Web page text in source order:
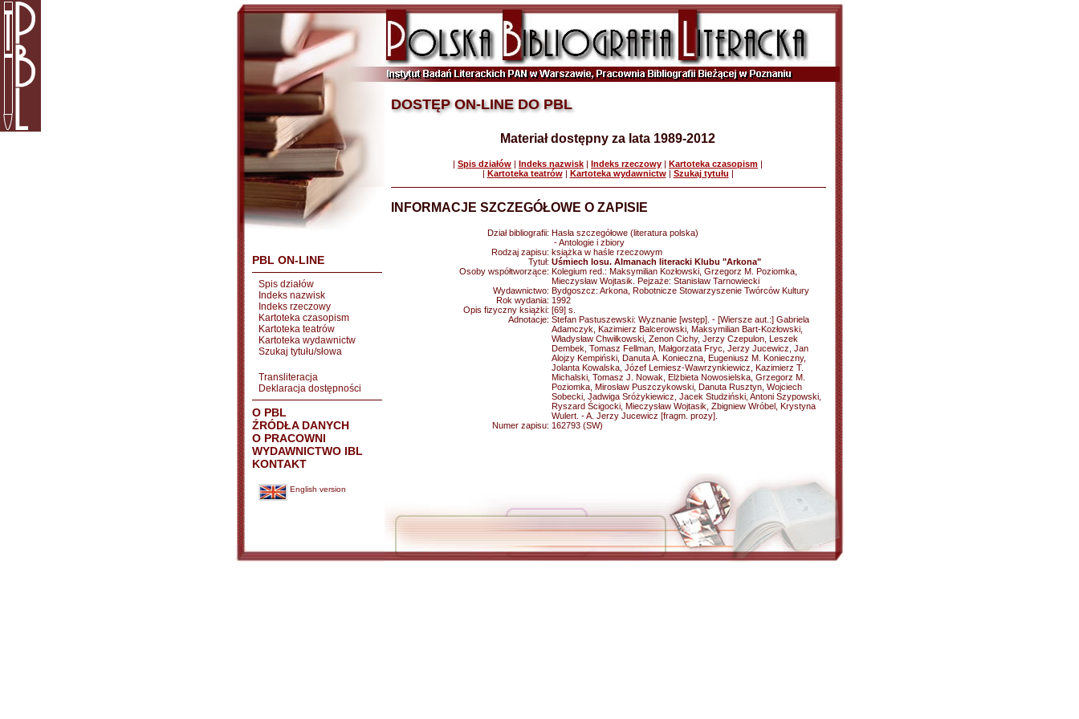
PBL ON-LINE
Spis działów
Indeks nazwisk
Indeks rzeczowy
Kartoteka czasopism
Kartoteka teatrów
Kartoteka wydawnictw
Szukaj tytułu/słowa
Transliteracja
Deklaracja dostępności
O PBL
ŹRÓDŁA DANYCH
O PRACOWNI
WYDAWNICTWO IBL
KONTAKT
English version
DOSTĘP ON-LINE DO PBL
Materiał dostępny za lata 1989-2012
| Spis działów | Indeks nazwisk | Indeks rzeczowy | Kartoteka czasopism |
| Kartoteka teatrów| Kartoteka wydawnictw| Szukaj tytułu |
INFORMACJE SZCZEGÓŁOWE O ZAPISIE
Dział bibliografii: Hasła szczegółowe (literatura polska)
- Antologie i zbiory
Rodzaj zapisu: książka w haśle rzeczowym
Tytuł: Uśmiech losu. Almanach literacki Klubu "Arkona"
Osoby współtworzące: Kolegium red.: Maksymilian Kozłowski, Grzegorz M. Poziomka,
Mieczysław Wojtasik. Pejzaże: Stanisław Tarnowiecki
Wydawnictwo: Bydgoszcz: Arkona, Robotnicze Stowarzyszenie Twórców Kultury
Rok wydania: 1992
Opis fizyczny książki: [69] s.
Adnotacje: Stefan Pastuszewski: Wyznanie [wstęp]. - [Wiersze aut.:] Gabriela
Adamczyk, Kazimierz Balcerowski, Maksymilian Bart-Kozłowski,
Władysław Chwiłkowski, Zenon Cichy, Jerzy Czepulon, Leszek
Dembek, Tomasz Fellman, Małgorzata Fryc, Jerzy Jucewicz, Jan
Alojzy Kempiński, Danuta A. Konieczna, Eugeniusz M. Konieczny,
Jolanta Kowalska, Józef Lemiesz-Wawrzynkiewicz, Kazimierz T.
Michalski, Tomasz J. Nowak, Elżbieta Nowosielska, Grzegorz M.
Poziomka, Mirosław Puszczykowski, Danuta Rusztyn, Wojciech
Sobecki, Jadwiga Sróżykiewicz, Jacek Studziński, Antoni Szypowski,
Ryszard Ścigocki, Mieczysław Wojtasik, Zbigniew Wróbel, Krystyna
Wulert. - A. Jerzy Jucewicz [fragm. prozy].
Numer zapisu: 162793 (SW)